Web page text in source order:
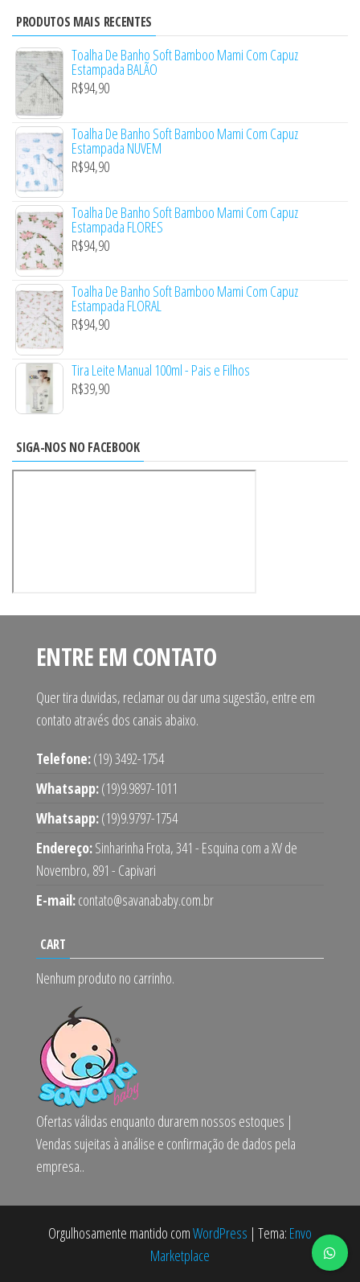
PRODUTOS MAIS RECENTES
Toalha De Banho Soft Bamboo Mami Com Capuz
Estampada BALÃO
R$94,90
Toalha De Banho Soft Bamboo Mami Com Capuz
Estampada NUVEM
R$94,90
Toalha De Banho Soft Bamboo Mami Com Capuz
Estampada FLORES
R$94,90
Toalha De Banho Soft Bamboo Mami Com Capuz
Estampada FLORAL
R$94,90
Tira Leite Manual 100ml - Pais e Filhos
R$39,90
SIGA-NOS NO FACEBOOK
ENTRE EM CONTATO
Quer tira duvidas, reclamar ou dar uma sugestão, entre em
contato através dos canais abaixo.
Telefone:(19) 3492-1754
Whatsapp:(19)9.9897-1011
Whatsapp:(19)9.9797-1754
Endereço:Sinharinha Frota, 341 - Esquina com a XV de
Novembro, 891 - Capivari
E-mail:contato@savanababy.com.br
CART
Nenhum produto no carrinho.
Ofertas válidas enquanto durarem nossos estoques |
Vendas sujeitas à análise e confirmação de dados pela
empresa..
Orgulhosamente mantido comWordPress | Tema: Envo
Marketplace